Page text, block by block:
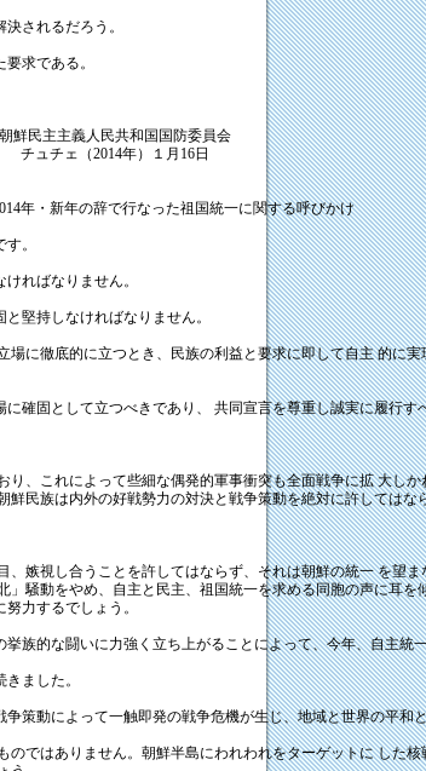
されるだろう。
求である。
朝鮮民主主義人民共和国国防委員会
チュチェ（2014年）１月16日
年・新年の辞で行なった祖国統一に関する呼びかけ
。
ればなりません。
堅持しなければなりません。
に徹底的に立つとき、民族の利益と要求に即して自主 的に
確固として立つべきであり、 共同宣言を尊重し誠実に履行す
、これによって些細な偶発的軍事衝突も全面戦争に拡 大し
民族は内外の好戦勢力の対決と戦争策動を絶対に許しては
視し合うことを許してはならず、それは朝鮮の統一 を望
騒動をやめ、自主と民主、祖国統一を求める同胞の声に耳
力するでしょう。
的な闘いに力強く立ち上がることによって、今年、自主統
ました。
策動によって一触即発の戦争危機が生じ、地域と世界の平和
ではありません。朝鮮半島にわれわれをターゲットに した